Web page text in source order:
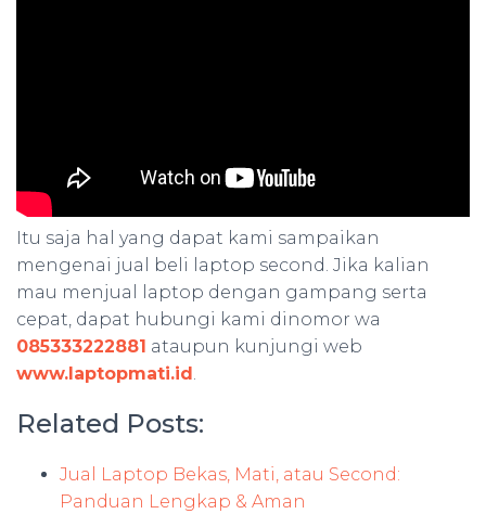
Itu saja hal yang dapat kami sampaikan
mengenai jual beli laptop second. Jika kalian
mau menjual laptop dengan gampang serta
cepat, dapat hubungi kami dinomor wa
085333222881 ataupun kunjungi web
www.laptopmati.id .
Related Posts:
Jual Laptop Bekas, Mati, atau Second:
Panduan Lengkap & Aman